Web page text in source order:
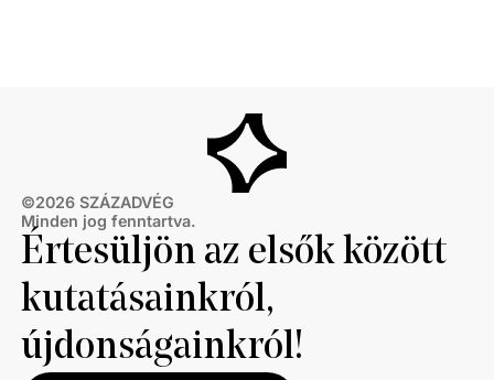
©2026 SZÁZADVÉG
Minden jog fenntartva.
Értesüljön az elsők között
kutatásainkról,
újdonságainkról!